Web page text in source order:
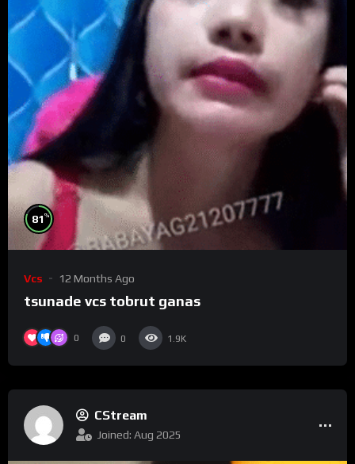
81 %
Vcs 12 Months Ago
tsunade vcs tobrut ganas
0 0 1.9K
CStream
Joined: Aug 2025